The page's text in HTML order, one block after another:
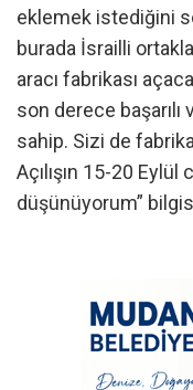
eklemek istediğini
burada İsrailli
aracı fabrikası
son derece başarılı
sahip. Sizi de
Açılışın 15-20 Eylül
düşünüyorum”